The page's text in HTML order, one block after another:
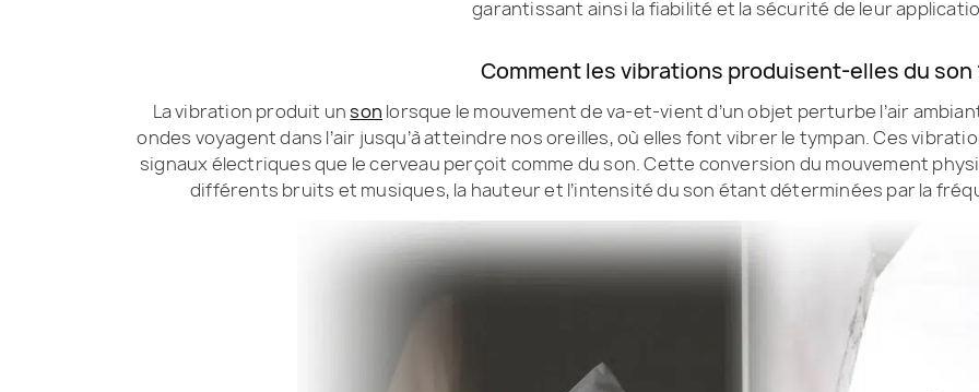
garantissant ainsi la fiabilité et la sécurité de leur
Comment les vibrations produisent-elles du son
La vibration produit unson lorsque le mouvement de va-et-vient d’un objet perturbe l’air
ondes voyagent dans l’air jusqu’à atteindre nos oreilles, où elles font vibrer le tympan. Ces
signaux électriques que le cerveau perçoit comme du son. Cette conversion du mouvement
différents bruits et musiques, la hauteur et l’intensité du son étant déterminées par la